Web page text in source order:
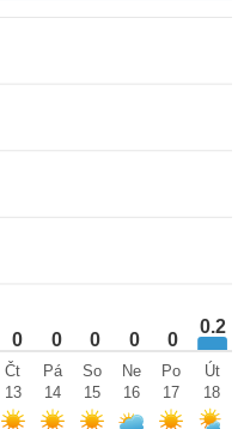
0 0 0 0 0
0.2
Čt
13
Pá
14
So
15
Ne
16
Po
17
Út
18